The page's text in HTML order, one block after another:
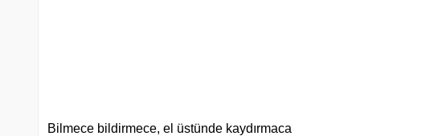
Bilmece bildirmece, el üstünde kaydırmaca